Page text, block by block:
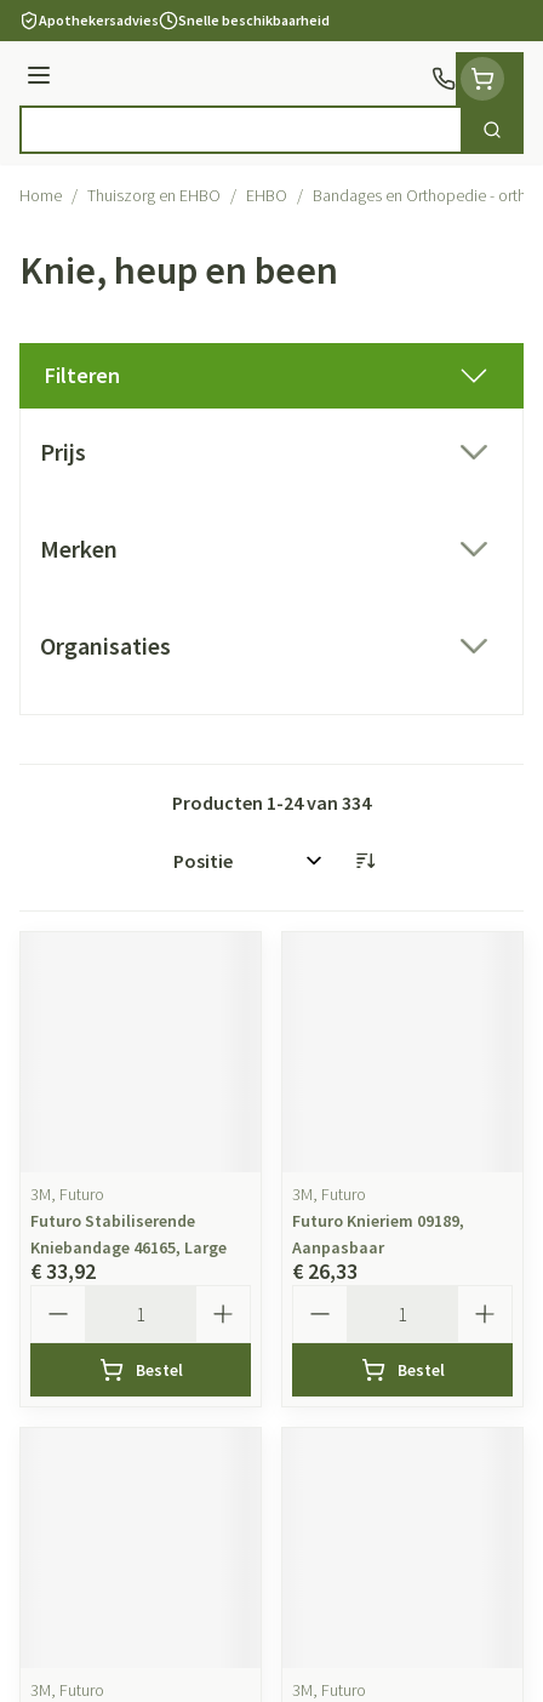
Ga naar de inhoud
Apothekersadvies Snelle beschikbaarheid
Menu
Zoek
Home / Thuiszorg en EHBO / EHBO / Bandages en Orthopedie -
Knie, heup en been
Filteren
Prijs
Merken
Organisaties
Producten 1-24van 334
Sorteer op:
3M, Futuro
Futuro Stabiliserende
Kniebandage 46165, Large
€ 33,92
Bestel
3M, Futuro
Futuro Knieriem 09189,
Aanpasbaar
€ 26,33
Bestel
3M, Futuro
3M, Futuro